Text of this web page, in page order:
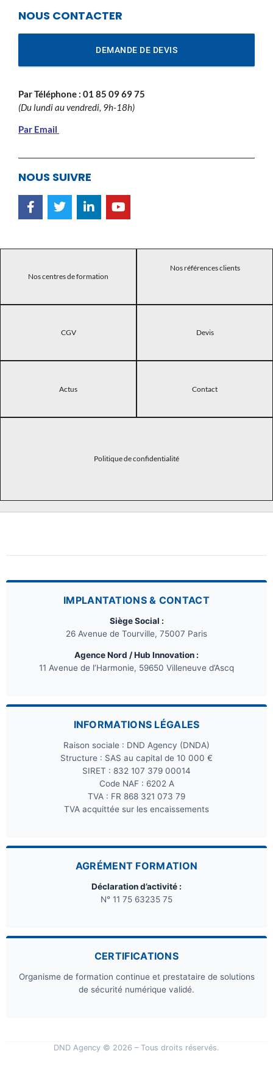
NOUS CONTACTER
DEMANDE DE DEVIS
Par Téléphone : 01 85 09 69 75
(Du lundi au vendredi, 9h-18h)
Par Email
NOUS SUIVRE
Nos centres de formation
Nos références clients
CGV Devis
Actus Contact
Politique de confidentialité
IMPLANTATIONS & CONTACT
Siège Social :
26 Avenue de Tourville, 75007 Paris
Agence Nord / Hub Innovation :
11 Avenue de l’Harmonie, 59650 Villeneuve d’Ascq
INFORMATIONS LÉGALES
Raison sociale : DND Agency (DNDA)
Structure : SAS au capital de 10 000 €
SIRET : 832 107 379 00014
Code NAF : 6202 A
TVA : FR 868 321 073 79
TVA acquittée sur les encaissements
AGRÉMENT FORMATION
Déclaration d’activité :
N° 11 75 63235 75
CERTIFICATIONS
Organisme de formation continue et prestataire de solutions
de sécurité numérique validé.
DND Agency © 2026 – Tous droits réservés.